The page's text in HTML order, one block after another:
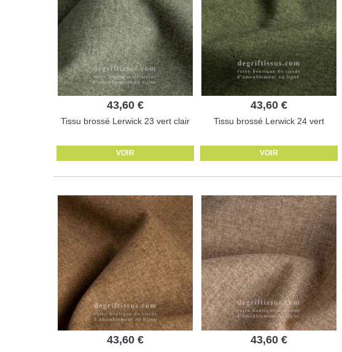
43,60 €
Tissu brossé Lerwick 23 vert clair
VOIR
43,60 €
Tissu brossé Lerwick 24 vert
VOIR
43,60 € 43,60 €